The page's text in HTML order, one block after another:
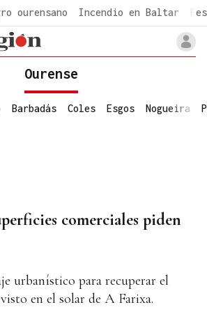
ourensano Incendio en Baltar
Ourense
Barbadás Coles Esgos Nogueira
comerciales piden
urbanístico para recuperar el
en el solar de A Farixa.